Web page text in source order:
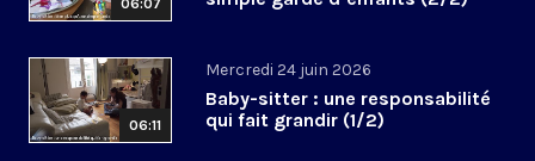
06:07
06:11
Mercredi 24 juin 2026
Baby-sitter : une responsabilité
qui fait grandir (1/2)